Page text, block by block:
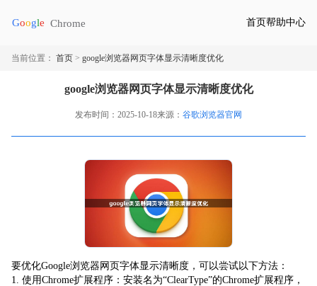
首页帮助中心
当前位置： 首页 > google浏览器网页字体显示清晰度优化
google浏览器网页字体显示清晰度优化
发布时间：2025-10-18来源： 谷歌浏览器官网
要优化Google浏览器网页字体显示清晰度，可以尝试以下方法：
1. 使用Chrome扩展程序：安装名为“ClearType”的Chrome扩展程序，